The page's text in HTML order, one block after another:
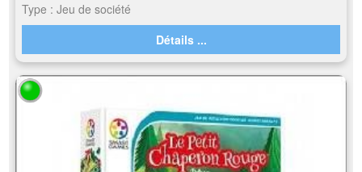
Type : Jeu de société
Détails ...